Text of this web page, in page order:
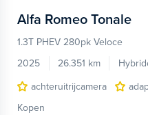
Alfa Romeo Tonale
1.3T PHEV 280pk Veloce
2025
26.351 km
achteruitrijcamera
Kopen